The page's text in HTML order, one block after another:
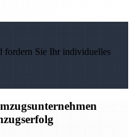
fordern Sie Ihr individuelles